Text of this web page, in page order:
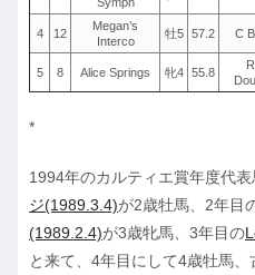
4 12
Megan’s
Interco
牡5 57.2 C
5 8 Alice Springs 牝4 55.8
*
1994年のカルティエ賞年度代
ジ(1989.3.4)が2歳牡馬、2年目
(1989.2.4)が3歳牝馬、3年目の
と来て、4年目にして4歳牡馬